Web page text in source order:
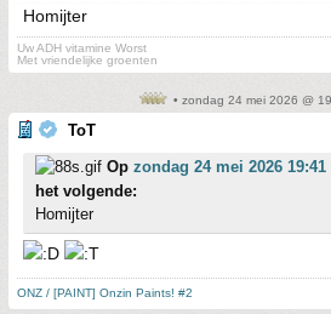
Homijter
Uw ADH vitamine Worst
Met vriendelijke groenten
• zondag 24 mei 2026 @
ToT
Op zondag 24 mei 2026 19:41
het volgende:
Homijter
ONZ / [PAINT] Onzin Paints! #2